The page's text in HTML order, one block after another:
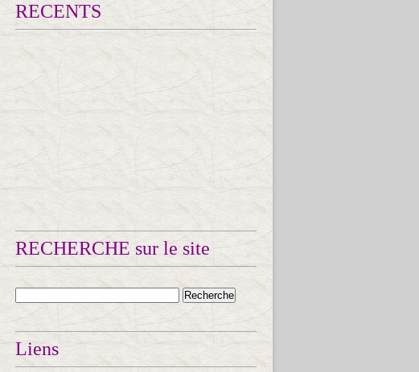
RECENTS
RECHERCHE sur le site
Liens